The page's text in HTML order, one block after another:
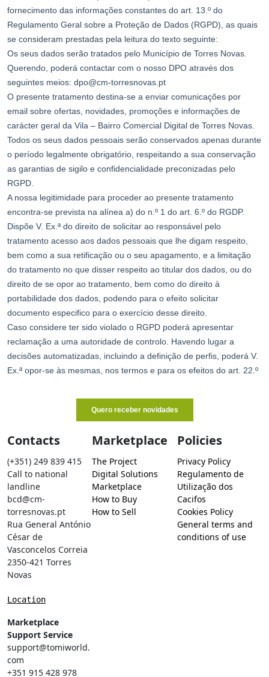
Contacts
(+351) 249 839 415
Call to national
landline
bcd@cm-
torresnovas.pt
Rua General António
César de
Vasconcelos Correia
2350-421 Torres
Novas
Location
Marketplace
Support Service
support@tomiworld.
com
+351 915 428 978
Marketplace
The Project
Digital Solutions
Marketplace
How to Buy
How to Sell
Policies
Privacy Policy
Regulamento de
Utilização dos
Cacifos
Cookies Policy
General terms and
conditions of use